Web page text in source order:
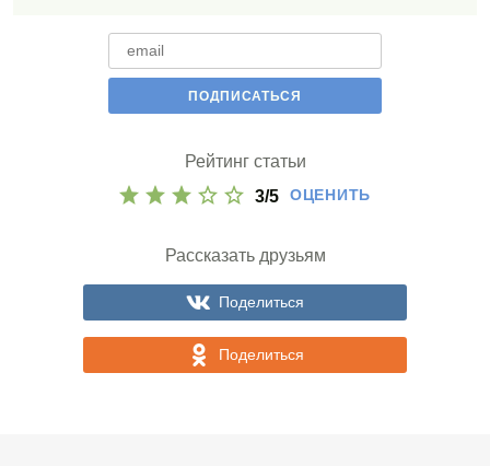
Рейтинг статьи
3/5 ОЦЕНИТЬ
Рассказать друзьям
Поделиться
Поделиться